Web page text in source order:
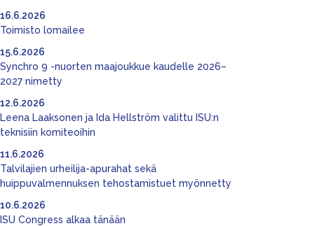
Toimisto lomailee
16.6.2026
Synchro 9 -nuorten maajoukkue kaudelle 2026–
2027 nimetty
15.6.2026
Leena Laaksonen ja Ida Hellström valittu ISU:n
teknisiin komiteoihin
12.6.2026
Talvilajien urheilija-apurahat sekä
huippuvalmennuksen tehostamistuet myönnetty
11.6.2026
ISU Congress alkaa tänään
10.6.2026